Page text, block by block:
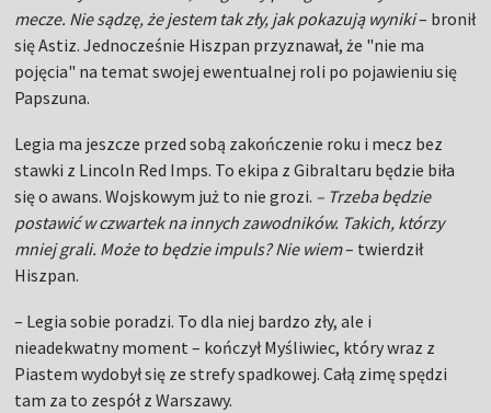
mecze. Nie sądzę, że jestem tak zły, jak pokazują wyniki– bronił
się Astiz. Jednocześnie Hiszpan przyznawał, że "nie ma
pojęcia" na temat swojej ewentualnej roli po pojawieniu się
Papszuna.
Legia ma jeszcze przed sobą zakończenie roku i mecz bez
stawki z Lincoln Red Imps. To ekipa z Gibraltaru będzie biła
się o awans. Wojskowym już to nie grozi. – Trzeba będzie
postawić w czwartek na innych zawodników. Takich, którzy
mniej grali. Może to będzie impuls? Nie wiem– twierdził
Hiszpan.
– Legia sobie poradzi. To dla niej bardzo zły, ale i
nieadekwatny moment – kończył Myśliwiec, który wraz z
Piastem wydobył się ze strefy spadkowej. Całą zimę spędzi
tam za to zespół z Warszawy.